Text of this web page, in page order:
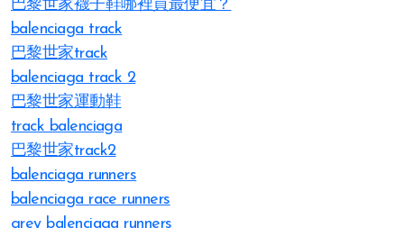
巴黎世家襪子鞋哪裡買最便宜？
balenciaga track
巴黎世家track
balenciaga track 2
巴黎世家運動鞋
track balenciaga
巴黎世家track2
balenciaga runners
balenciaga race runners
grey balenciaga runners